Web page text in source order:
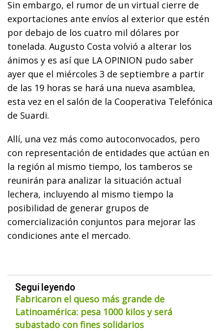
Sin embargo, el rumor de un virtual cierre de
exportaciones ante envíos al exterior que estén
por debajo de los cuatro mil dólares por
tonelada. Augusto Costa volvió a alterar los
ánimos y es así que LA OPINION pudo saber
ayer que el miércoles 3 de septiembre a partir
de las 19 horas se hará una nueva asamblea,
esta vez en el salón de la Cooperativa Telefónica
de Suardi.
Allí, una vez más como autoconvocados, pero
con representación de entidades que actúan en
la región al mismo tiempo, los tamberos se
reunirán para analizar la situación actual
lechera, incluyendo al mismo tiempo la
posibilidad de generar grupos de
comercialización conjuntos para mejorar las
condiciones ante el mercado.
Seguí leyendo
Fabricaron el queso más grande de
Latinoamérica: pesa 1000 kilos y será
subastado con fines solidarios